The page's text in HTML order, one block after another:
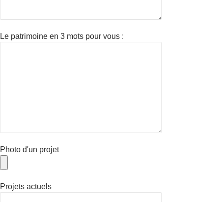
Le patrimoine en 3 mots pour vous :
Photo d'un projet
Projets actuels